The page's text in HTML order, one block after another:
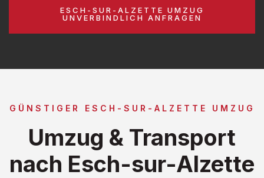
ESCH-SUR-ALZETTE UMZUG
UNVERBINDLICH ANFRAGEN
GÜNSTIGER ESCH-SUR-ALZETTE UMZUG
Umzug & Transport
nach Esch-sur-Alzette